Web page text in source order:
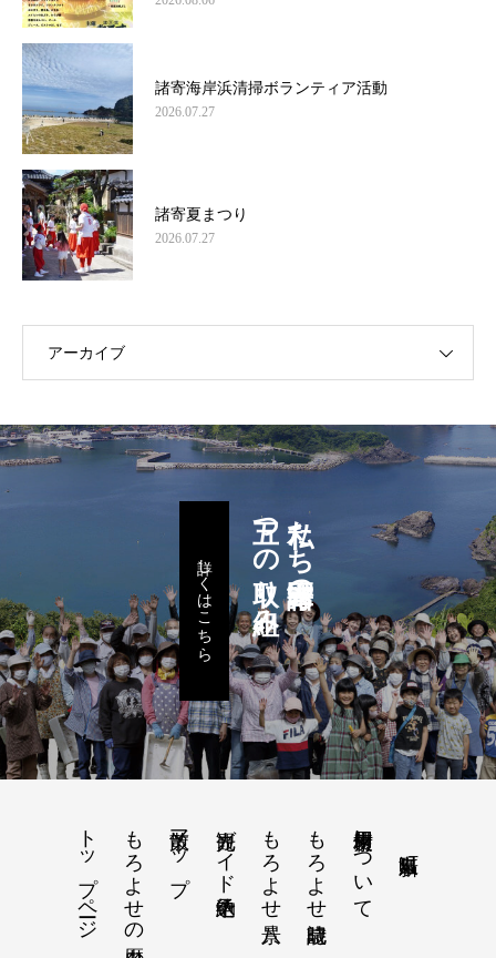
諸寄海岸浜清掃ボランティア活動
2026.07.27
諸寄夏まつり
2026.07.27
アーカイブ
私たち諸寄区民の
五つの取り組み
詳しくはこちら
素材使用について
もろよせ歳時記
もろよせ八景
観光ガイド予約申込
散策マップ
もろよせの歴史
トップページ